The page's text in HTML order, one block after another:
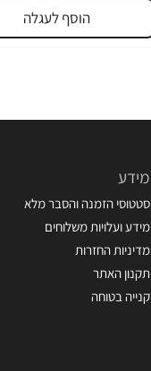
הוסף לעגלה
מידע
סטטוסי הזמנה והסבר מלא
מידע ועלויות משלוחים
מדיניות החזרות
תקנון האתר
קנייה בטוחה